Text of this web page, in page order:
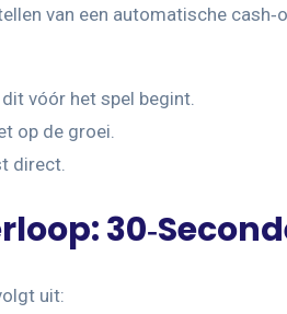
van een automatische
dit vóór het spel begint.
op de groei.
direct.
uit: